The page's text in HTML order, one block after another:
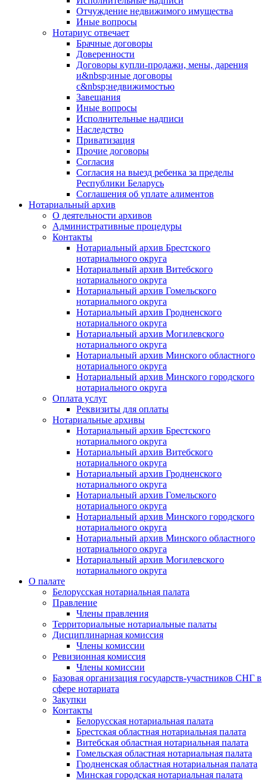
Отчуждение недвижимого имущества
Иные вопросы
Нотариус отвечает
Брачные договоры
Доверенности
Договоры купли-продажи, мены, дарения
и&nbsp;иные договоры
с&nbsp;недвижимостью
Завещания
Иные вопросы
Исполнительные надписи
Наследство
Приватизация
Прочие договоры
Согласия
Согласия на выезд ребенка за пределы
Республики Беларусь
Соглашения об уплате алиментов
Нотариальный архив
О деятельности архивов
Административные процедуры
Контакты
Нотариальный архив Брестского
нотариального округа
Нотариальный архив Витебского
нотариального округа
Нотариальный архив Гомельского
нотариального округа
Нотариальный архив Гродненского
нотариального округа
Нотариальный архив Могилевского
нотариального округа
Нотариальный архив Минского областного
нотариального округа
Нотариальный архив Минского городского
нотариального округа
Оплата услуг
Реквизиты для оплаты
Нотариальные архивы
Нотариальный архив Брестского
нотариального округа
Нотариальный архив Витебского
нотариального округа
Нотариальный архив Гродненского
нотариального округа
Нотариальный архив Гомельского
нотариального округа
Нотариальный архив Минского городского
нотариального округа
Нотариальный архив Минского областного
нотариального округа
Нотариальный архив Могилевского
нотариального округа
О палате
Белорусская нотариальная палата
Правление
Члены правления
Территориальные нотариальные палаты
Дисциплинарная комиссия
Члены комиссии
Ревизионная комиссия
Члены комиссии
Базовая организация государств-участников СНГ в
сфере нотариата
Закупки
Контакты
Белорусская нотариальная палата
Брестская областная нотариальная палата
Витебская областная нотариальная палата
Гомельская областная нотариальная палата
Гродненская областная нотариальная палата
Минская городская нотариальная палата